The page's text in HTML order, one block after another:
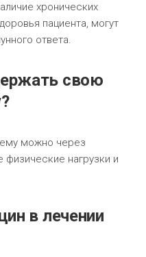
хронических
пациента, могут
ответа.
свою
можно через
физические нагрузки и
в лечении